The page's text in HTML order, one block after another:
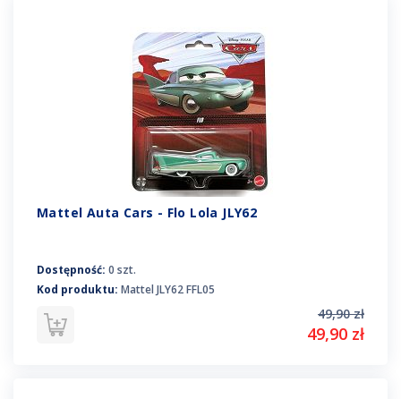
Mattel Auta Cars - Flo Lola JLY62
Dostępność: 0 szt.
Kod produktu: Mattel JLY62 FFL05
49,90 zł
49,90 zł